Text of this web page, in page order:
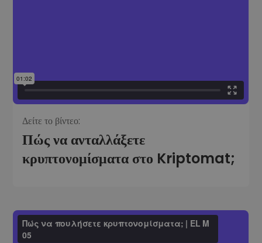
Δείτε το βίντεο:
Πώς να ανταλλάξετε
κρυπτονομίσματα στο Kriptomat;